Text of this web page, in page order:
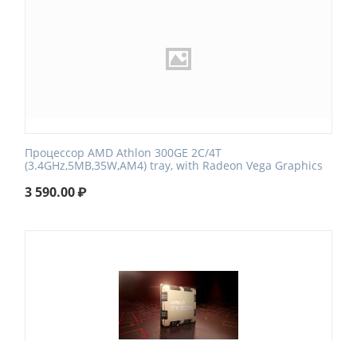
Процессор AMD Athlon 300GE 2C/4T
(3.4GHz,5MB,35W,AM4) tray, with Radeon Vega Graphics
3 590.00₽